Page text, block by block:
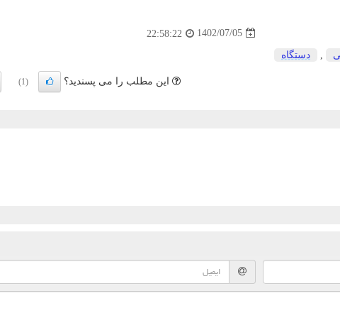
1402/07/05
22:58:22
دستگاه
این مطلب را می پسندید؟ (1)